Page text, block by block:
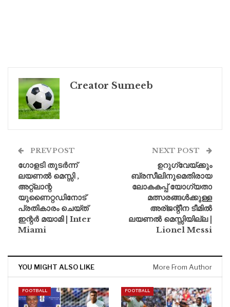
Creator Sumeeb
PREV POST
ഗോളടി തുടർന്ന്
ലയണൽ മെസ്സി ,
അറ്റ്ലാന്റ
യുണൈറ്റഡിനോട്
പ്രതികാരം ചെയ്ത്
ഇന്റർ മയാമി | Inter
Miami
NEXT POST
ഉറുഗ്വേയ്ക്കും
ബ്രസീലിനുമെതിരായ
ലോകകപ്പ് യോഗ്യതാ
മത്സരങ്ങൾക്കുള്ള
അര്ജന്റീന ടീമിൽ
ലയണൽ മെസ്സിയില്ല |
Lionel Messi
YOU MIGHT ALSO LIKE More From Author
FOOTBALL FOOTBALL